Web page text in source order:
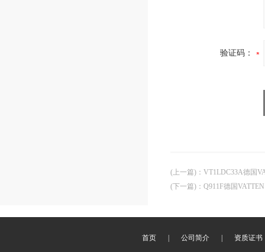
验证码：
(上一篇) ： VT1LDC33A德国
(下一篇) ： Q911F德国
首页 公司简介 资质证书